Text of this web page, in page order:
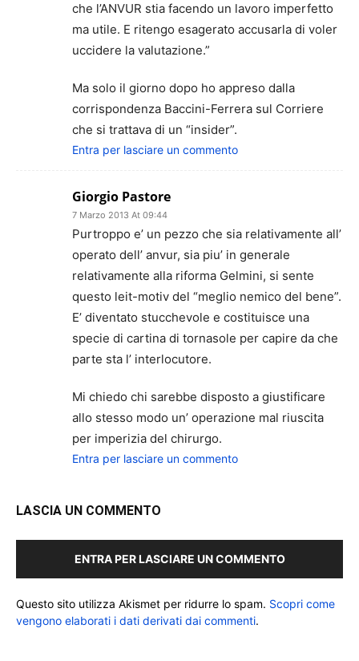
che l’ANVUR stia facendo un lavoro imperfetto
ma utile. E ritengo esagerato accusarla di voler
uccidere la valutazione.”
Ma solo il giorno dopo ho appreso dalla
corrispondenza Baccini-Ferrera sul Corriere
che si trattava di un “insider”.
Entra per lasciare un commento
Giorgio Pastore
7 Marzo 2013 At 09:44
Purtroppo e’ un pezzo che sia relativamente all’
operato dell’ anvur, sia piu’ in generale
relativamente alla riforma Gelmini, si sente
questo leit-motiv del “meglio nemico del bene”.
E’ diventato stucchevole e costituisce una
specie di cartina di tornasole per capire da che
parte sta l’ interlocutore.
Mi chiedo chi sarebbe disposto a giustificare
allo stesso modo un’ operazione mal riuscita
per imperizia del chirurgo.
Entra per lasciare un commento
LASCIA UN COMMENTO
ENTRA PER LASCIARE UN COMMENTO
Questo sito utilizza Akismet per ridurre lo spam. Scopri come
vengono elaborati i dati derivati dai commenti.